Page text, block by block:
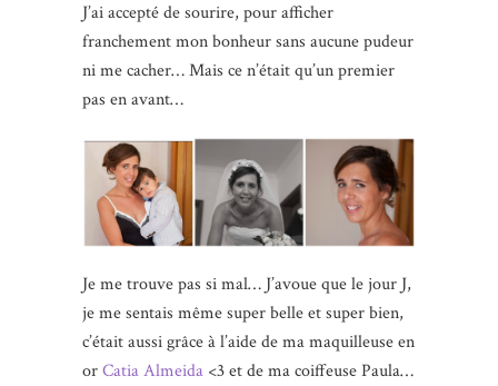
J’ai accepté de sourire, pour afficher
franchement mon bonheur sans aucune pudeur
ni me cacher… Mais ce n’était qu’un premier
pas en avant…
Je me trouve pas si mal… J’avoue que le jour J,
je me sentais même super belle et super bien,
c’était aussi grâce à l’aide de ma maquilleuse en
orCatia Almeida <3 et de ma coiffeuse Paula…